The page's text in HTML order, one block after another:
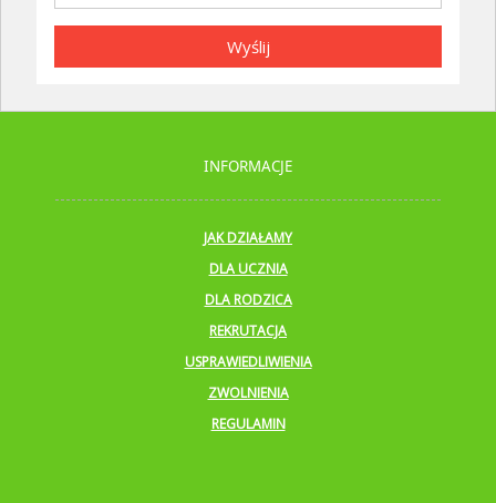
Wyślij
INFORMACJE
JAK DZIAŁAMY
DLA UCZNIA
DLA RODZICA
REKRUTACJA
USPRAWIEDLIWIENIA
ZWOLNIENIA
REGULAMIN